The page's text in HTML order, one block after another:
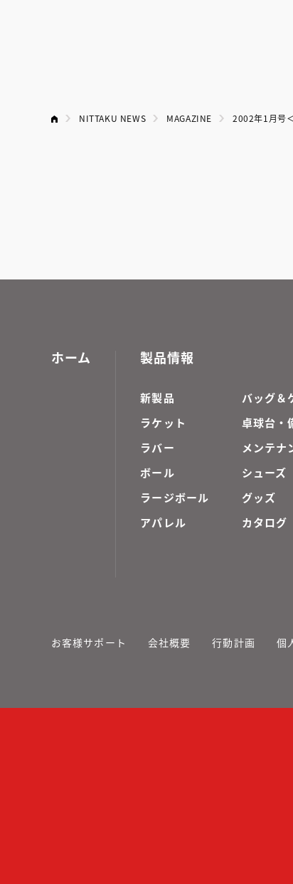
NITTAKU NEWS MAGAZINE 2002年1月号
ホーム 製品情報
新製品
バッグ＆
ラケット
卓球台・
ラバー
メンテナ
ボール
シューズ
ラージボール
グッズ
アパレル
カタログ
お客様サポート 会社概要 行動計画 個